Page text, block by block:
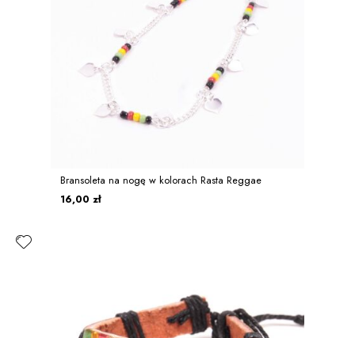
Bransoleta na nogę w kolorach Rasta Reggae
16,00 zł